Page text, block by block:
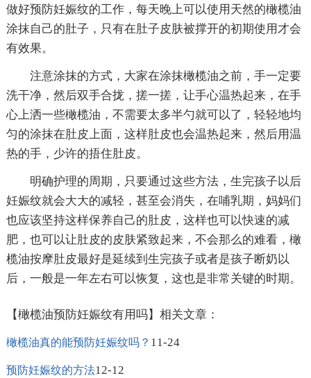
做好预防妊娠纹的工作，每天晚上可以使用天然的橄榄油
涂抹自己的肚子，只有在肚子皮肤被撑开的初期使用才会
有效果。
注意涂抹的方式，大家在涂抹橄榄油之前，手一定要
洗干净，然后双手合拢，搓一搓，让手心温热起来，在手
心上洒一些橄榄油，不需要太多半勺就可以了，轻轻地均
匀的涂抹在肚皮上面，这样肚皮也会温热起来，然后用温
热的手，少许的捂住肚皮。
明确护理的周期，只要通过这些方法，生完孩子以后
妊娠纹就会大大的减轻，甚至会消失，在哺乳期，妈妈们
也应该坚持这样保养自己的肚皮，这样也可以快速的减
肥，也可以让肚皮的皮肤紧致起来，不会那么的难看，橄
榄油按摩肚皮最好是延续到生完孩子或者是孩子断奶以
后，一般是一年左右可以恢复，这也是非常关键的时期。
【橄榄油预防妊娠纹有用吗】相关文章：
橄榄油真的能预防妊娠纹吗？ 11-24
预防妊娠纹的方法12-12